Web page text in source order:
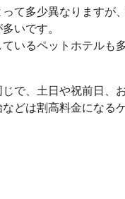
て多少異なりますが
いです。
いるペットホテルも
で、土日や祝前日、
どは割高料金になる